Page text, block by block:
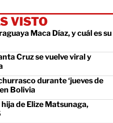
VISTO
Maca Díaz, y cuál es su
Cruz se vuelve viral y
durante ‘jueves de
Bolivia
de Elize Matsunaga,